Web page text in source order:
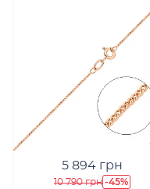
5 894 грн
10 790 грн -45%